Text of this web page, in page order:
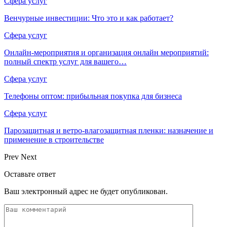
Венчурные инвестиции: Что это и как работает?
Сфера услуг
Онлайн-мероприятия и организация онлайн мероприятий:
полный спектр услуг для вашего…
Сфера услуг
Телефоны оптом: прибыльная покупка для бизнеса
Сфера услуг
Парозащитная и ветро-влагозащитная пленки: назначение и
применение в строительстве
Prev Next
Оставьте ответ
Ваш электронный адрес не будет опубликован.